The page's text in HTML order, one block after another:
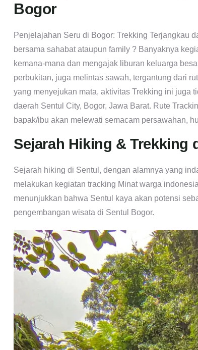
Bogor
Penjelajahan Seru di Bogor: Trekking Terjangkau
bersama sahabat ataupun family ? Banyaknya
kemana-mana dan mengajak liburan keluarga
perbukitan, juga melintas sawah, tergantung dari
yang menyejukan mata, aktivitas Trekking ini juga
daerah Sentul City, Bogor, Jawa Barat. Rute
bapak/ibu akan melewati semacam persawahan,
Sejarah Hiking & Trekking
Sejarah hiking di Sentul, dengan alamnya yang
melakukan kegiatan tracking Minat warga
menunjukkan bahwa Sentul kaya akan potensi
pengembangan wisata di Sentul Bogor.